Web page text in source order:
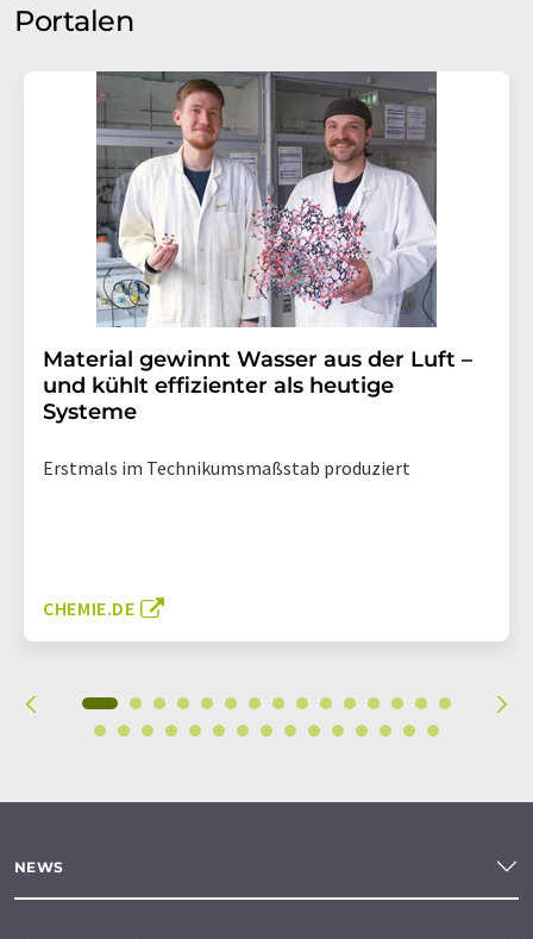
Portalen
Material gewinnt Wasser aus der Luft –
und kühlt effizienter als heutige
Systeme
Erstmals im Technikumsmaßstab produziert
CHEMIE.DE
NEWS